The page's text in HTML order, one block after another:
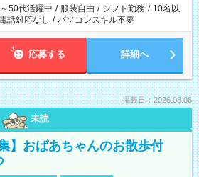
50代活躍中 / 服装自由 / シフト勤務 / 10名以
電話対応なし / パソコンスキル不要
応募する 詳細へ
掲載日：2026.08.06
未読
】おばあちゃんのお散歩付